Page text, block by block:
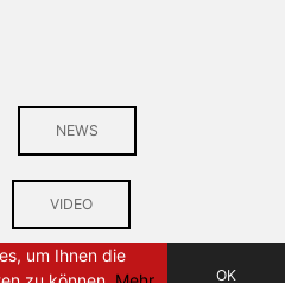
NEWS
VIDEO
OK
um Ihnen die